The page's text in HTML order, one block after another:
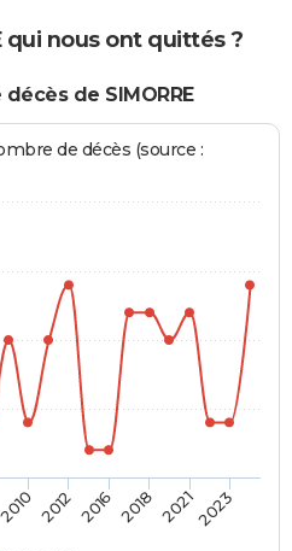
qui nous ont quittés ?
de SIMORRE
de décès (source :
2010 2012 2016 2018 20212023